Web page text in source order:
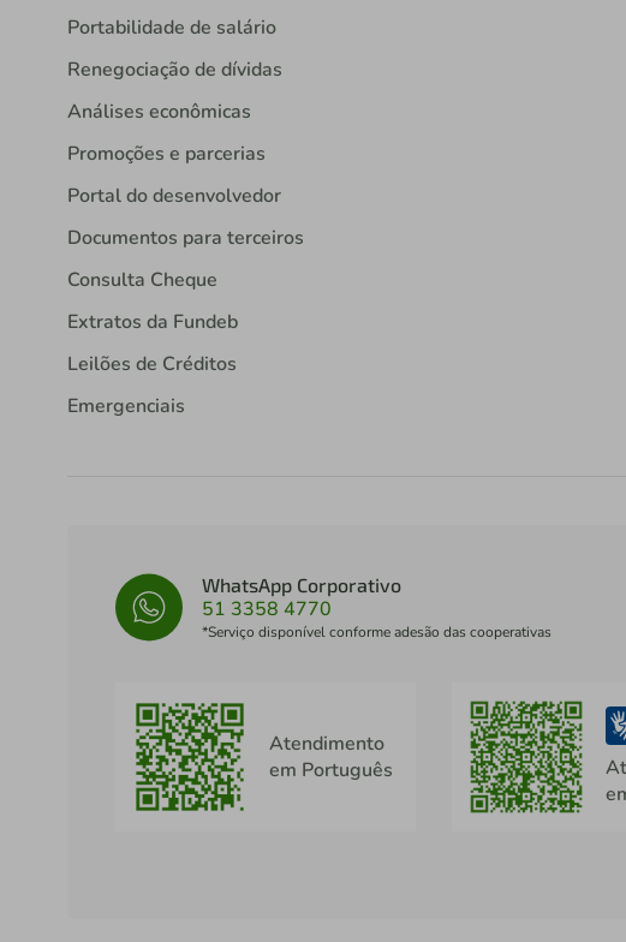
Portabilidade de salário
Renegociação de dívidas
Análises econômicas
Promoções e parcerias
Portal do desenvolvedor
Documentos para terceiros
Consulta Cheque
Extratos da Fundeb
Leilões de Créditos
Emergenciais
WhatsApp Corporativo
51 3358 4770
*Serviço disponível conforme adesão das cooperativas
Atendimento
em Português